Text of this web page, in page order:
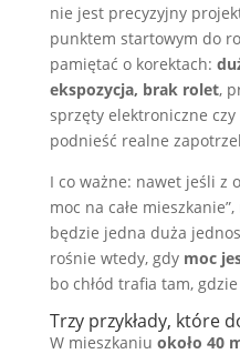
nie jest precyzyjny
punktem startowym do
pamiętać o korektach:
ekspozycja, brak rolet,
sprzęty elektroniczne czy
podnieść realne
I co ważne: nawet jeśli z
moc na całe
będzie jedna duża
rośnie wtedy, gdy moc
bo chłód trafia tam,
Trzy przykłady, które
W mieszkaniu około 40